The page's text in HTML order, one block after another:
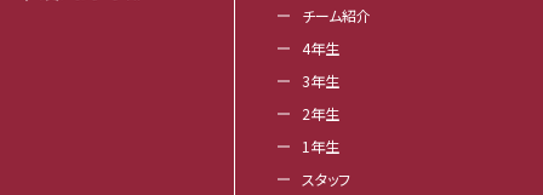
チーム紹介
4年生
3年生
2年生
1年生
スタッフ